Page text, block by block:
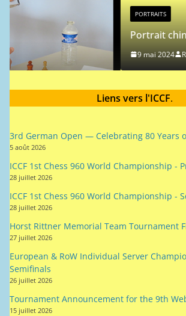
Portrait chinois : Jean-
9 mai 2024 Rogemont Alain
Liens vers l'ICCF.
3rd German Open — Celebrating 80 Years
5 août 2026
ICCF 1st Chess 960 World Championship -
28 juillet 2026
ICCF 1st Chess 960 World Championship -
28 juillet 2026
Horst Rittner Memorial Team Tournament
27 juillet 2026
European & RoW Individual Server
Semifinals
26 juillet 2026
Tournament Announcement for the 9th
15 juillet 2026